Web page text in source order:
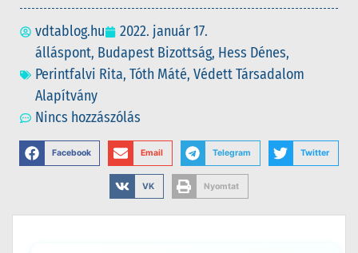
vdtablog.hu
2022. január 17.
álláspont, Budapest Bizottság, Hess Dénes,
Perintfalvi Rita, Tóth Máté, Védett Társadalom
Alapítvány
Nincs hozzászólás
Facebook Email Telegram Twitter
VK Nyomtat